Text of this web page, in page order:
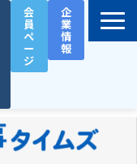
会
員
ペ
ー
ジ
企
業
情
報